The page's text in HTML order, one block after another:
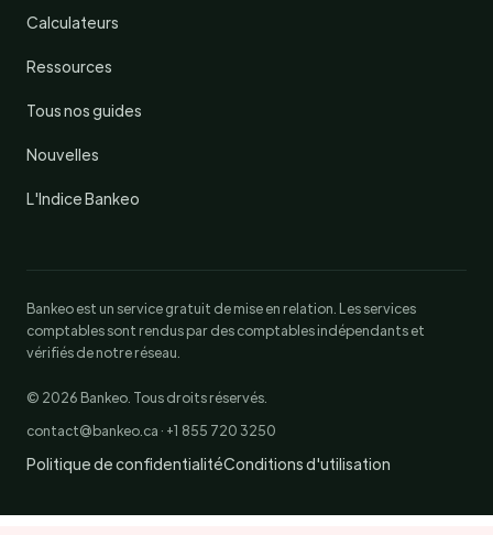
Calculateurs
Ressources
Tous nos guides
Nouvelles
L'Indice Bankeo
Bankeo est un service gratuit de mise en relation. Les services
comptables sont rendus par des comptables indépendants et
vérifiés de notre réseau.
© 2026 Bankeo. Tous droits réservés.
contact@bankeo.ca · +1 855 720 3250
Politique de confidentialitéConditions d'utilisation